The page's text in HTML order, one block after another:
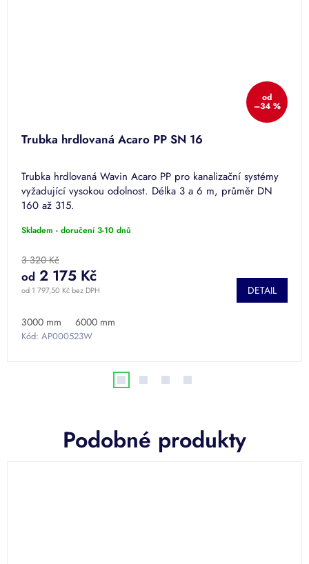
od
–34 %
Trubka hrdlovaná Acaro PP SN 16
Trubka hrdlovaná Wavin Acaro PP pro kanalizační systémy
vyžadující vysokou odolnost. Délka 3 a 6 m, průměr DN
160 až 315.
Skladem - doručení 3-10 dnů
3 320 Kč
od 1 797,50 Kč bez DPH
od 2 175 Kč
DETAIL
3000 mm 6000 mm
Kód: AP000523W
Podobné produkty